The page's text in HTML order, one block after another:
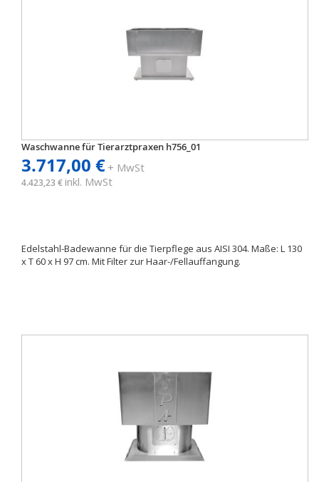
Waschwanne für Tierarztpraxen h756_01
3.717,00 €+ MwSt
4.423,23 € inkl. MwSt
Edelstahl-Badewanne für die Tierpflege aus AISI 304. Maße: L 130
x T 60 x H 97 cm. Mit Filter zur Haar-/Fellauffangung.